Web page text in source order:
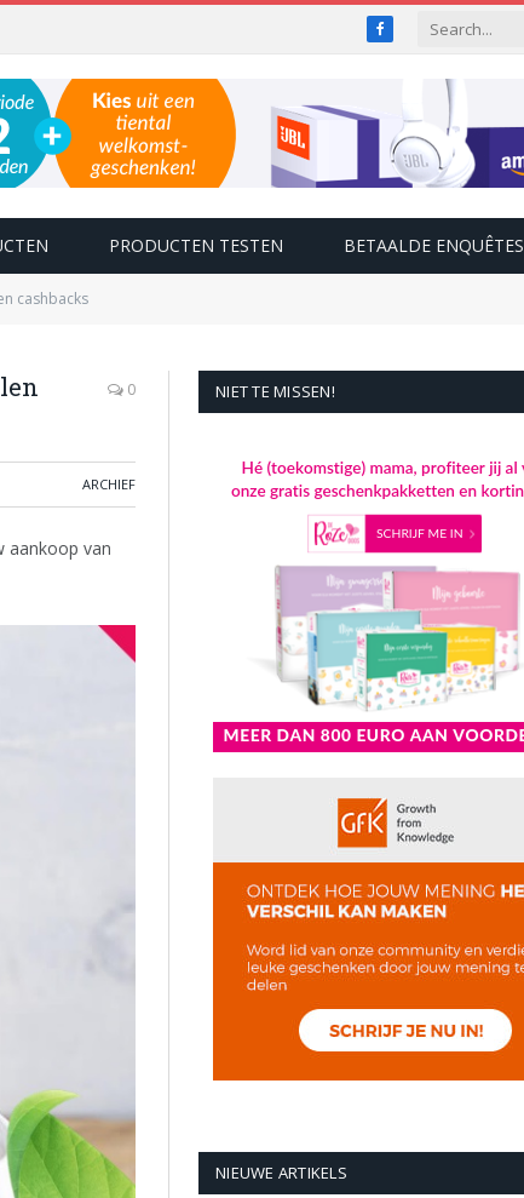
Facebook
PRODUCTEN TESTEN BETAALDE ENQUÊTES
cashbacks
0
ARCHIEF
aankoop van
NIET TE MISSEN!
NIEUWE ARTIKELS